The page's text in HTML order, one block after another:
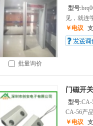
批量询价
型号:
见，就连
￥电议
门磁开
型号:CA-
CA-56产
￥电议